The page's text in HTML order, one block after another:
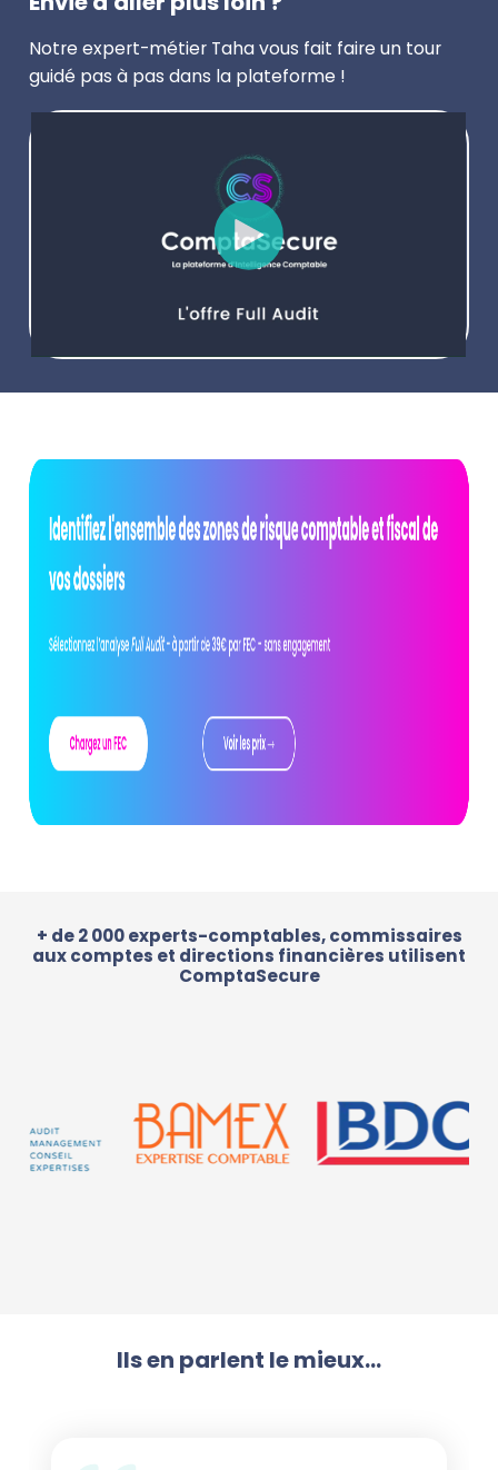
Notre expert-métier Taha vous fait faire un tour
guidé pas à pas dans la plateforme !
+ de 2 000 experts-comptables, commissaires
aux comptes et directions financières utilisent
ComptaSecure
Ils en parlent le mieux...